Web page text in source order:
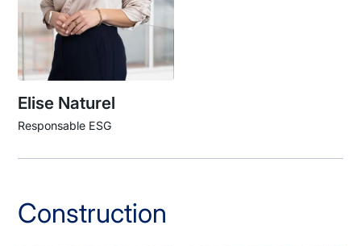
Elise Naturel
Responsable ESG
Construction